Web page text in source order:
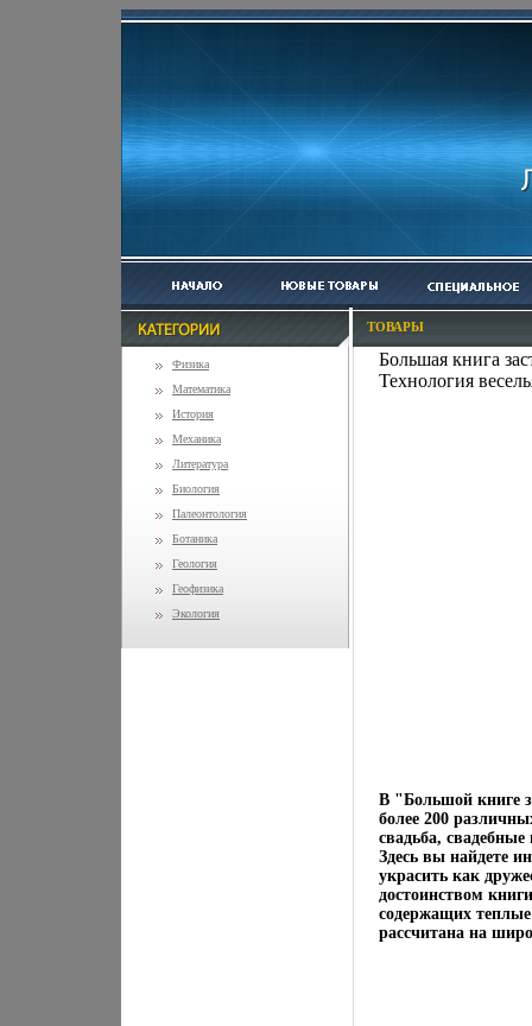
Физика
Математика
История
Механика
Литература
Биология
Палеонтология
Ботаника
Геология
Геофизика
Экология
ТОВАРЫ
Большая книга
Технология
В "Большой книге
более 200
свадьба,
Здесь вы найдете
украсить как
достоинством
содержащих
рассчитана на